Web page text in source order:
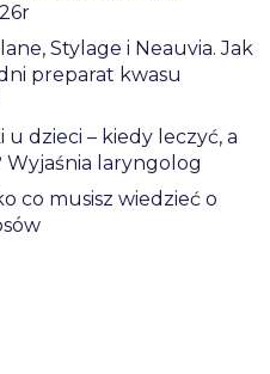
Stylage i Neauvia. Jak
preparat kwasu
u dzieci – kiedy leczyć, a
Wyjaśnia laryngolog
co musisz wiedzieć o